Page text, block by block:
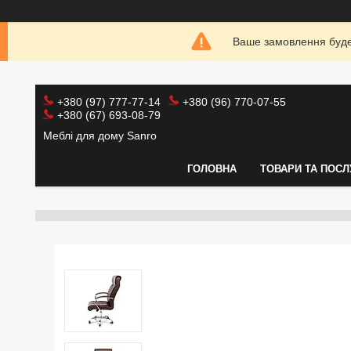
Ваше замовлення
+380 (97) 777-77-14
+380 (96) 770-07-55
+380 (67) 693-08-79
Меблі для дому Sanro
ГОЛОВНА ТОВАРИ ТА